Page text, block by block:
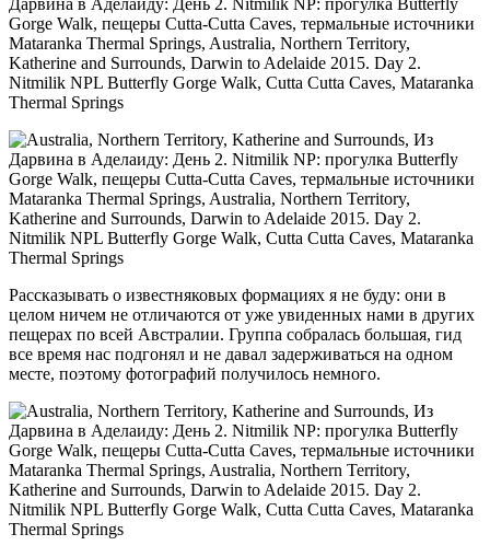
Рассказывать о известняковых формациях я не буду: они в
целом ничем не отличаются от уже увиденных нами в других
пещерах по всей Австралии. Группа собралась большая, гид
все время нас подгонял и не давал задерживаться на одном
месте, поэтому фотографий получилось немного.